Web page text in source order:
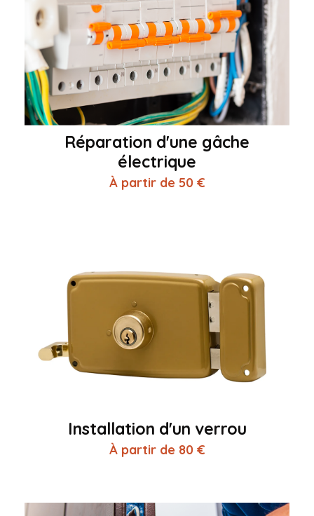
Réparation d'une gâche
électrique
À partir de 50 €
Installation d'un verrou
À partir de 80 €